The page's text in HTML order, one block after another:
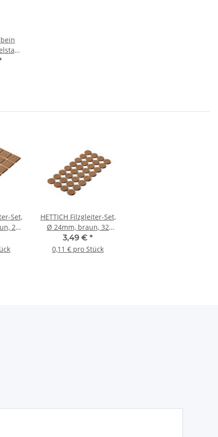
Set,
21
HETTICH Filzgleiter-Set,
Ø 24mm, braun, 32
Stück
3,49 € *
0,11 € pro Stück